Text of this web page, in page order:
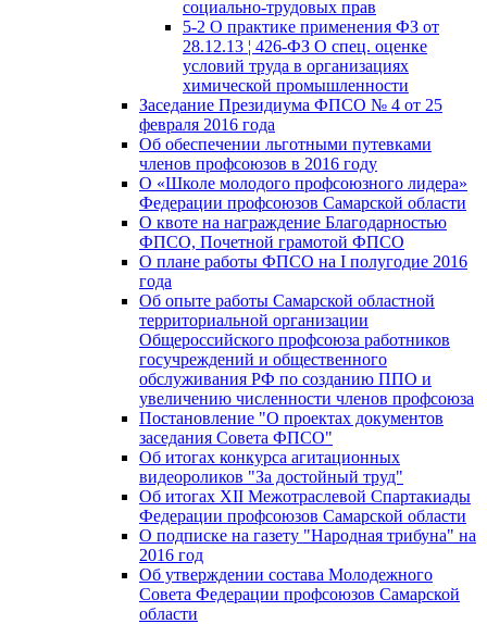
социально-трудовых прав
5-2 О практике применения ФЗ от
28.12.13 ¦ 426-ФЗ О спец. оценке
условий труда в организациях
химической промышленности
Заседание Президиума ФПСО № 4 от 25
февраля 2016 года
Об обеспечении льготными путевками
членов профсоюзов в 2016 году
О «Школе молодого профсоюзного лидера»
Федерации профсоюзов Самарской области
О квоте на награждение Благодарностью
ФПСО, Почетной грамотой ФПСО
О плане работы ФПСО на I полугодие 2016
года
Об опыте работы Самарской областной
территориальной организации
Общероссийского профсоюза работников
госучреждений и общественного
обслуживания РФ по созданию ППО и
увеличению численности членов профсоюза
Постановление "О проектах документов
заседания Совета ФПСО"
Об итогах конкурса агитационных
видеороликов "За достойный труд"
Об итогах XII Межотраслевой Спартакиады
Федерации профсоюзов Самарской области
О подписке на газету "Народная трибуна" на
2016 год
Об утверждении состава Молодежного
Совета Федерации профсоюзов Самарской
области